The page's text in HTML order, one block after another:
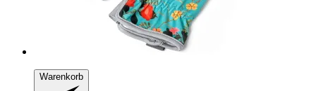
Warenkorb